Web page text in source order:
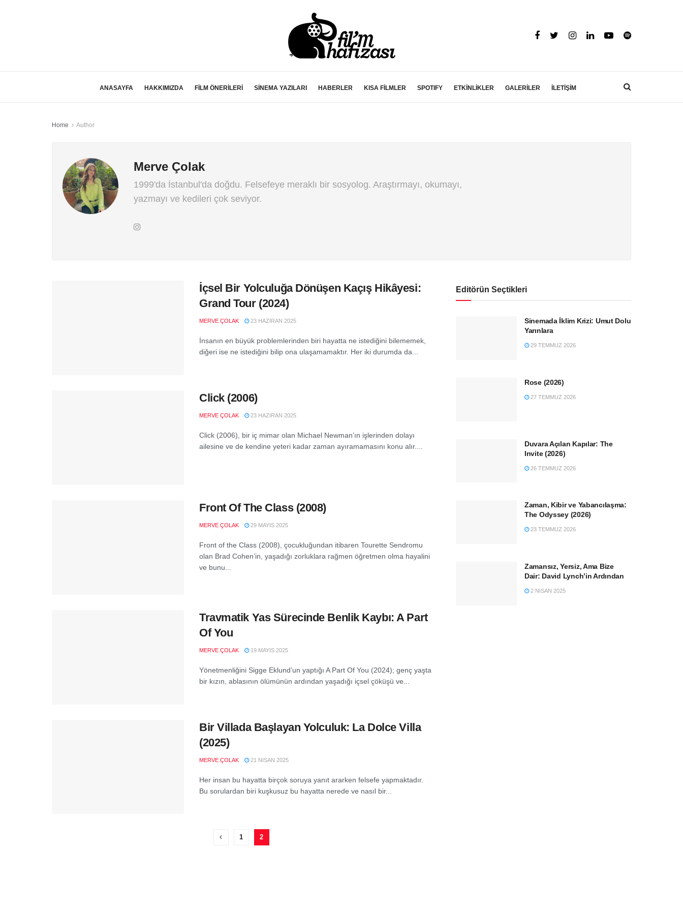
ANASAYFA HAKKIMIZDA FİLM ÖNERİLERİ SİNEMA YAZILARI HABERLER KISA FİLMLER SPOTIFY ETKİNLİKLER GALERİLER İLETİŞİM
Home Author
Merve Çolak
1999'da İstanbul'da doğdu. Felsefeye meraklı bir sosyolog. Araştırmayı, okumayı,
yazmayı ve kedileri çok seviyor.
İçsel Bir Yolculuğa Dönüşen Kaçış Hikâyesi:
Grand Tour (2024)
MERVE ÇOLAK 23 HAZIRAN 2025
İnsanın en büyük problemlerinden biri hayatta ne istediğini bilememek,
diğeri ise ne istediğini bilip ona ulaşamamaktır. Her iki durumda da...
Click (2006)
MERVE ÇOLAK 23 HAZIRAN 2025
Click (2006), bir iç mimar olan Michael Newman’ın işlerinden dolayı
ailesine ve de kendine yeteri kadar zaman ayıramamasını konu alır....
Front Of The Class (2008)
MERVE ÇOLAK 29 MAYIS 2025
Front of the Class (2008), çocukluğundan itibaren Tourette Sendromu
olan Brad Cohen’in, yaşadığı zorluklara rağmen öğretmen olma hayalini
ve bunu...
Travmatik Yas Sürecinde Benlik Kaybı: A Part
Of You
MERVE ÇOLAK 19 MAYIS 2025
Yönetmenliğini Sigge Eklund’un yaptığı A Part Of You (2024); genç yaşta
bir kızın, ablasının ölümünün ardından yaşadığı içsel çöküşü ve...
Bir Villada Başlayan Yolculuk: La Dolce Villa
(2025)
MERVE ÇOLAK 21 NISAN 2025
Her insan bu hayatta birçok soruya yanıt ararken felsefe yapmaktadır.
Bu sorulardan biri kuşkusuz bu hayatta nerede ve nasıl bir...
1 2
Editörün Seçtikleri
Sinemada İklim Krizi: Umut Dolu
Yarınlara
29 TEMMUZ 2026
Rose (2026)
27 TEMMUZ 2026
Duvara Açılan Kapılar: The
Invite (2026)
26 TEMMUZ 2026
Zaman, Kibir ve Yabancılaşma:
The Odyssey (2026)
23 TEMMUZ 2026
Zamansız, Yersiz, Ama Bize
Dair: David Lynch’in Ardından
2 NISAN 2025